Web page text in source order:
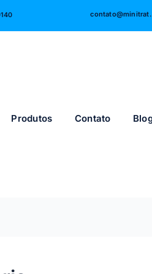
Produtos Contato